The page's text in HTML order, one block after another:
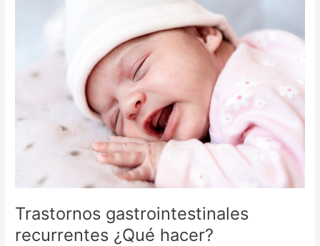
Trastornos gastrointestinales
recurrentes ¿Qué hacer?